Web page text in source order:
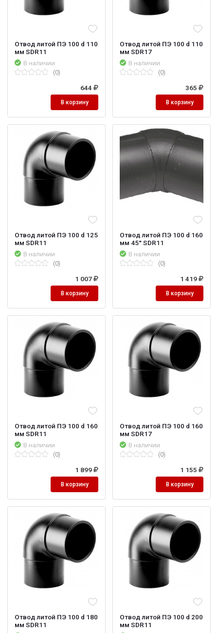
Отвод литой ПЭ 100 d 110
мм SDR11
В наличии
(0)
644
В корзину
Отвод литой ПЭ 100 d 110
мм SDR17
В наличии
(0)
365
В корзину
Отвод литой ПЭ 100 d 125
мм SDR11
В наличии
(0)
1 007
В корзину
Отвод литой ПЭ 100 d 160
мм 45° SDR11
В наличии
(0)
1 419
В корзину
Отвод литой ПЭ 100 d 160
мм SDR11
В наличии
(0)
1 899
В корзину
Отвод литой ПЭ 100 d 160
мм SDR17
В наличии
(0)
1 155
В корзину
Отвод литой ПЭ 100 d 180
мм SDR11
Отвод литой ПЭ 100 d 200
мм SDR11